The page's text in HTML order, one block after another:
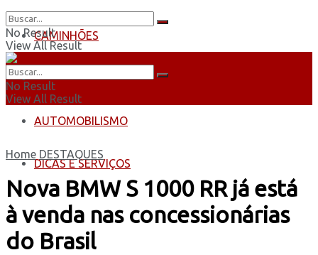
CAMINHÕES
ÔNIBUS
AUTOMOBILISMO
DICAS E SERVIÇOS
No Result
View All Result
No Result
View All Result
Home DESTAQUES
Nova BMW S 1000 RR já está
à venda nas concessionárias
do Brasil